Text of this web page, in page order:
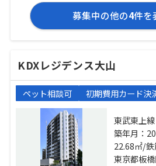
募集中の他の4件を
KDXレジデンス大山
ペット相談可 初期費用カード決
東武東上線
営三田線「
10分 東武東上線「下板橋」駅 徒歩
8分
築年月：
22.68㎡/
東京都板